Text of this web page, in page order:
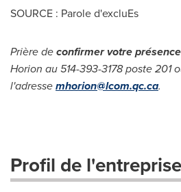
SOURCE : Parole d'excluEs
Prière deconfirmer votre présence
Horion au 514-393-3178 poste 201
l'adressemhorion@lcom.qc.ca.
Profil de l'entreprise